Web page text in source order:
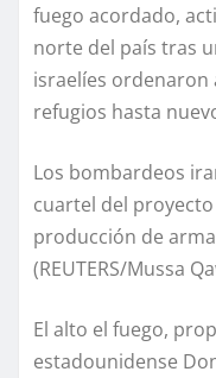
fuego acordado,
norte del país tras
israelíes ordenaron
refugios hasta
Los bombardeos
cuartel del
producción de
(REUTERS/Mussa
El alto el fuego,
estadounidense